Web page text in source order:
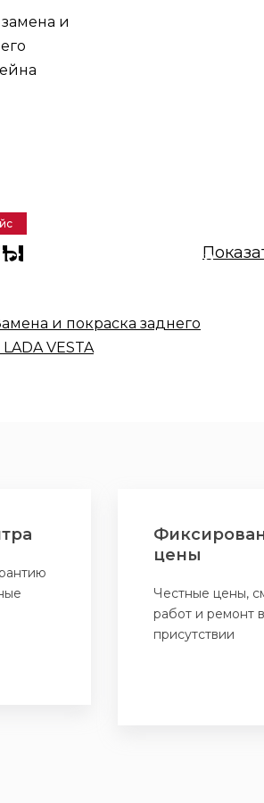
и
Замена и покраска
цены
Честные цены,
работ и ремонт
присутствии